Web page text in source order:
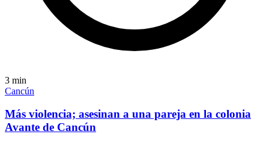
3 min
Cancún
Más violencia; asesinan a una pareja en la colonia
Avante de Cancún